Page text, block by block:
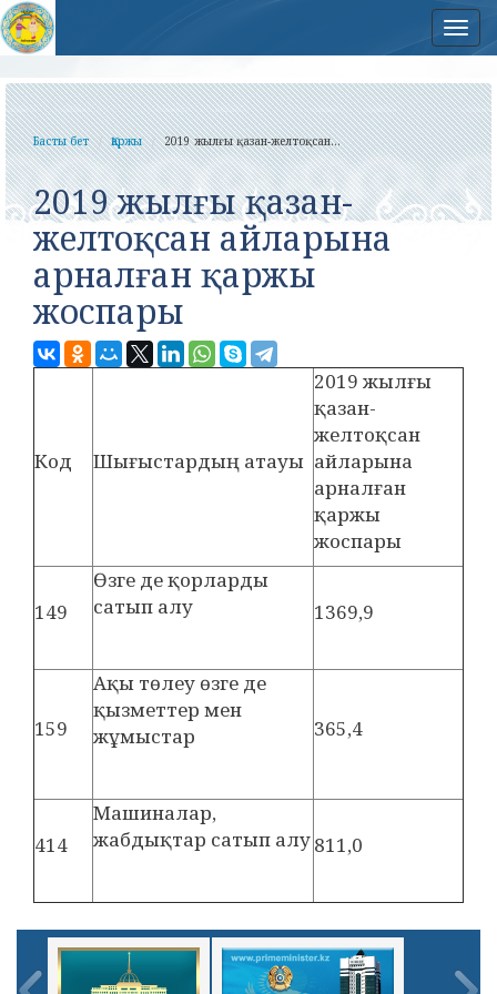
Басты бет Қаржы 2019 жылғы қазан-желтоқсан...
2019 жылғы қазан-
желтоқсан айларына
арналған қаржы
жоспары
Код Шығыстардың атауы
2019 жылғы
қазан-
желтоқсан
айларына
арналған
қаржы
жоспары
149
Өзге де қорларды
сатып алу
1369,9
159
Ақы төлеу өзге де
қызметтер мен
жұмыстар
365,4
414
Машиналар,
жабдықтар сатып алу811,0